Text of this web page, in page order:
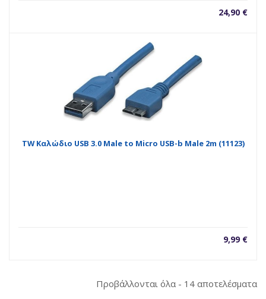
24,90 €
TW Καλώδιο USB 3.0 Male to Micro USB-b Male 2m (11123)
9,99 €
Προβάλλονται όλα - 14 αποτελέσματα